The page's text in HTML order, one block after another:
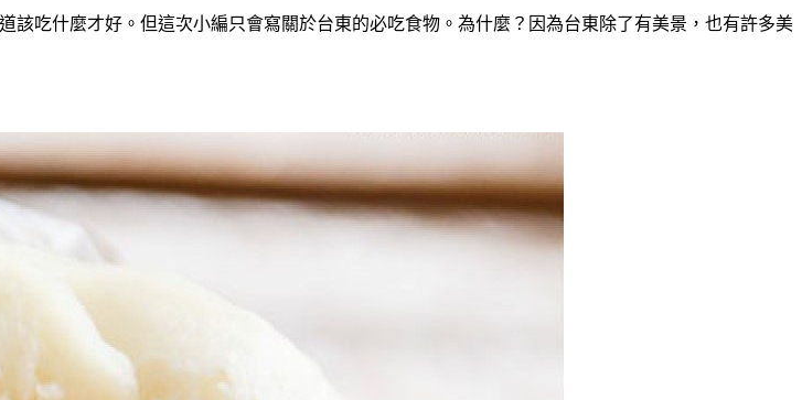
吃什麼才好。但這次小編只會寫關於台東的必吃食物。為什麼？因為台東除了有美景，也有許多美